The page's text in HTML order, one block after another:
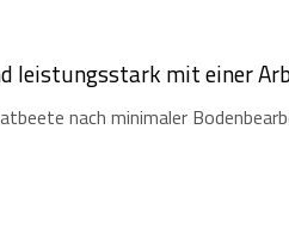
leistungsstark mit einer
nach minimaler